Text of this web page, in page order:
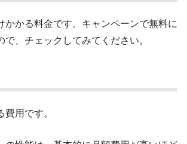
かかる料金です。キャンペーンで無料に
で、チェックしてみてください。
費用です。